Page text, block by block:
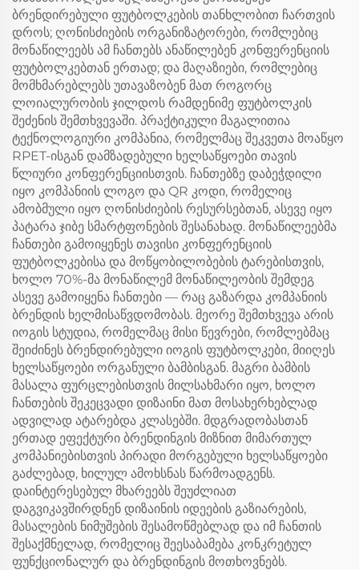
ბრენდირებული ფუტბოლკების თანხლობით ჩართვის
დროს; ღონისძიების ორგანიზატორები, რომლებიც
მონაწილეებს ამ ჩანთებს ანაწილებენ კონფერენციის
ფუტბოლკებთან ერთად; და მაღაზიები, რომლებიც
მომხმარებლებს უთავაზობენ მათ როგორც
ლოიალურობის ჯილდოს რამდენიმე ფუტბოლკის
შეძენის შემთხვევაში. პრაქტიკული მაგალითია
ტექნოლოგიური კომპანია, რომელმაც შეკვეთა მოაწყო
RPET-ისგან დამზადებული ხელსაწყოები თავის
წლიური კონფერენციისთვის. ჩანთებზე დაბეჭდილი
იყო კომპანიის ლოგო და QR კოდი, რომელიც
ამობმული იყო ღონისძიების რესურსებთან, ასევე იყო
პატარა ჯიბე სმარტფონების შესანახად. მონაწილეებმა
ჩანთები გამოიყენეს თავისი კონფერენციის
ფუტბოლკებისა და მოწყობილობების ტარებისთვის,
ხოლო 70%-მა მონაწილემ მონაწილეობის შემდეგ
ასევე გამოიყენა ჩანთები — რაც გაზარდა კომპანიის
ბრენდის ხელმისაწვდომობას. მეორე შემთხვევა არის
იოგის სტუდია, რომელმაც მისი წევრები, რომლებმაც
შეიძინეს ბრენდირებული იოგის ფუტბოლკები, მიიღეს
ხელსაწყოები ორგანული ბამბისგან. მაგრი ბამბის
მასალა ფურცლებისთვის მილსახმარი იყო, ხოლო
ჩანთების შეკეცვადი დიზაინი მათ მოსახერხებლად
ადვილად ატარებდა კლასებში. მდგრადობასთან
ერთად ეფექტური ბრენდინგის მიზნით მიმართულ
კომპანიებისთვის პირადი მორგებული ხელსაწყოები
გაძლებად, ხილულ ამოხსნას წარმოადგენს.
დაინტერესებულ მხარეებს შეუძლიათ
დაგვიკავშირდნენ დიზაინის იდეების გაზიარების,
მასალების ნიმუშების შესამოწმებლად და იმ ჩანთის
შესაქმნელად, რომელიც შეესაბამება კონკრეტულ
ფუნქციონალურ და ბრენდინგის მოთხოვნებს.